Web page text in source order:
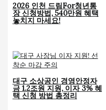
2026 인천 드림For청년통
장 신청방법, 540만원 혜택
놓치지 마세요!
대구 소상공인 경영안정자
금 1.2조원 지원, 이자 3% 혜
택 신청 방법 총정리